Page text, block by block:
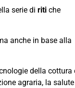
serie di riti che
anche in base alla
della cottura
agraria, la salute